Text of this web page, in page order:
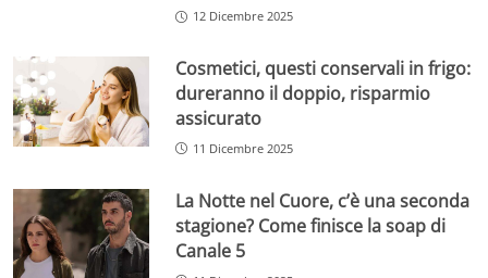
12 Dicembre 2025
Cosmetici, questi conservali in frigo:
dureranno il doppio, risparmio
assicurato
11 Dicembre 2025
La Notte nel Cuore, c’è una seconda
stagione? Come finisce la soap di
Canale 5